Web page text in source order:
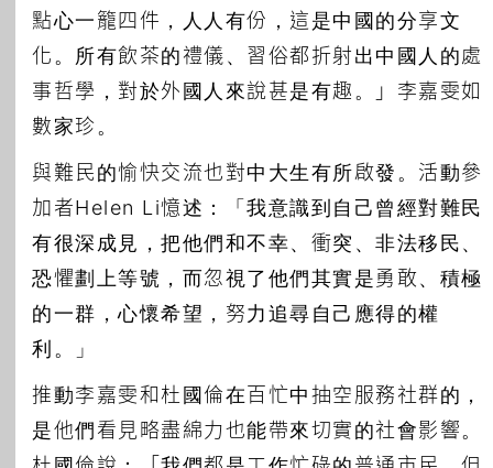
點心一籠四件，人人有份，這是中國的分享文
化。所有飲茶的禮儀、習俗都折射出中國人的處
事哲學，對於外國人來說甚是有趣。」李嘉雯如
數家珍。
與難民的愉快交流也對中大生有所啟發。活動參
加者Helen Li憶述：「我意識到自己曾經對難民
有很深成見，把他們和不幸、衝突、非法移民、
恐懼劃上等號，而忽視了他們其實是勇敢、積極
的一群，心懷希望，努力追尋自己應得的權
利。」
推動李嘉雯和杜國倫在百忙中抽空服務社群的，
是他們看見略盡綿力也能帶來切實的社會影響。